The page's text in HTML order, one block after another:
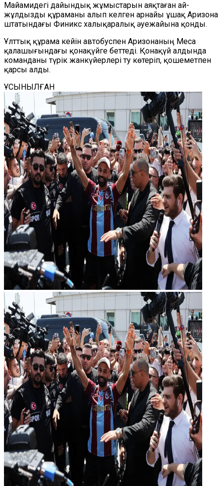
Майамидегі дайындық жұмыстарын аяқтаған ай-
жұлдызды құраманы алып келген арнайы ұшақ Аризона
штатындағы Финикс халықаралық әуежайына қонды.
Ұлттық құрама кейін автобуспен Аризонаның Меса
қалашығындағы қонақүйге беттеді. Қонақүй алдында
команданы түрік жанкүйерлері ту көтеріп, қошеметпен
қарсы алды.
ҰСЫНЫЛҒАН